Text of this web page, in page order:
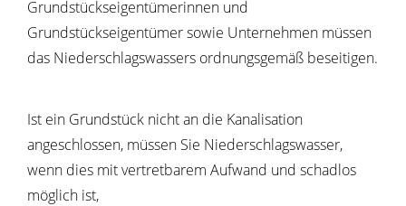
Grundstückseigentümerinnen und
Grundstückseigentümer sowie Unternehmen müssen
das Niederschlagswassers ordnungsgemäß beseitigen.
Ist ein Grundstück nicht an die Kanalisation
angeschlossen, müssen Sie Niederschlagswasser,
wenn dies mit vertretbarem Aufwand und schadlos
möglich ist,